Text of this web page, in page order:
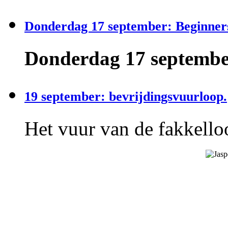
Donderdag 17 september:
Donderdag 17
19 september: bevrijdingsvuurloop.
Het vuur van de